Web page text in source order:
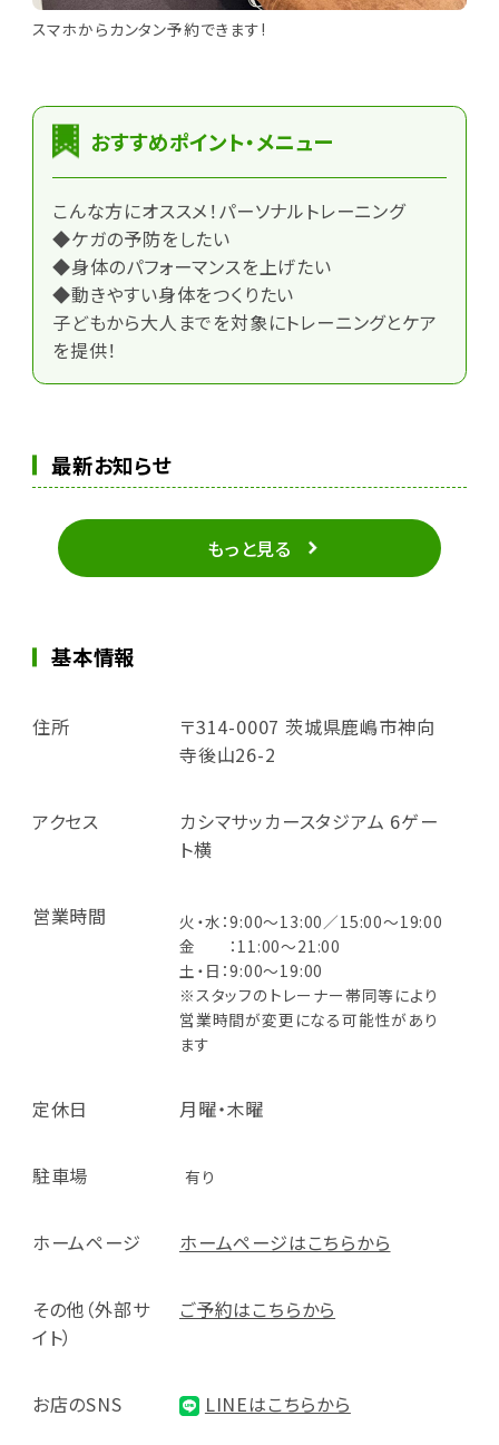
スマホからカンタン予約できます!
おすすめポイント・メニュー
こんな方にオススメ！パーソナルトレーニング
◆ケガの予防をしたい
◆身体のパフォーマンスを上げたい
◆動きやすい身体をつくりたい
子どもから大人までを対象にトレーニングとケア
を提供！
最新お知らせ
もっと見る
基本情報
住所
〒314-0007 茨城県鹿嶋市神向
寺後山26-2
アクセス
カシマサッカースタジアム 6ゲー
ト横
営業時間
火・水：9:00～13:00／15:00～19:00
金 ：11:00～21:00
土・日：9:00～19:00
※スタッフのトレーナー帯同等により
営業時間が変更になる可能性があり
ます
定休日 月曜・木曜
駐車場 有り
ホームページ ホームページはこちらから
その他（外部サ
イト）
ご予約はこちらから
お店のSNS LINEはこちらから